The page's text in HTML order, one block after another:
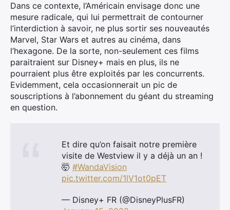
Dans ce contexte, l’Américain envisage donc une
mesure radicale, qui lui permettrait de contourner
l’interdiction à savoir, ne plus sortir ses nouveautés
Marvel, Star Wars et autres au cinéma, dans
l’hexagone. De la sorte, non-seulement ces films
paraitraient sur Disney+ mais en plus, ils ne
pourraient plus être exploités par les concurrents.
Evidemment, cela occasionnerait un pic de
souscriptions à l’abonnement du géant du streaming
en question.
Et dire qu’on faisait notre première
visite de Westview il y a déjà un an !
🤯 #WandaVision
pic.twitter.com/1lV1ot0pET
— Disney+ FR (@DisneyPlusFR)